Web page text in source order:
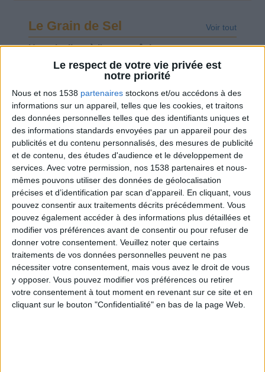
Le respect de votre vie privée est
notre priorité
Nous et nos 1538 partenaires stockons et/ou accédons à des
informations sur un appareil, telles que les cookies, et traitons
des données personnelles telles que des identifiants uniques et
des informations standards envoyées par un appareil pour des
publicités et du contenu personnalisés, des mesures de publicité
et de contenu, des études d'audience et le développement de
services. Avec votre permission, nos 1538 partenaires et nous-
mêmes pouvons utiliser des données de géolocalisation
précises et d’identification par scan d'appareil. En cliquant, vous
pouvez consentir aux traitements décrits précédemment. Vous
pouvez également accéder à des informations plus détaillées et
modifier vos préférences avant de consentir ou pour refuser de
donner votre consentement. Veuillez noter que certains
traitements de vos données personnelles peuvent ne pas
nécessiter votre consentement, mais vous avez le droit de vous
y opposer. Vous pouvez modifier vos préférences ou retirer
votre consentement à tout moment en revenant sur ce site et en
cliquant sur le bouton "Confidentialité" en bas de la page Web.
Le Grain de Sel Voir tout
Une playlist où l'on ne mâche pas ses mots.
Je teste la MEILLEURE PIZZA du MONDE !